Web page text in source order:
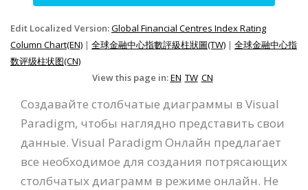
Edit Localized Version:Global Financial Centres Index Rating
Column Chart(EN) | 全球金融中心指數評級柱狀圖(TW) | 全球金融中心指
数评级柱状图(CN)
View this page in:EN TW CN
Создавайте столбчатые диаграммы в Visual
Paradigm, чтобы наглядно представить свои
данные. Visual Paradigm Онлайн предлагает
все необходимое для создания потрясающих
столбчатых диаграмм в режиме онлайн. Не